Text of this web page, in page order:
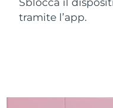
tramite l’app.